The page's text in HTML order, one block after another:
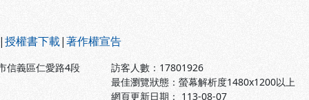
授權書下載|著作權宣告
信義區仁愛路4段 訪客人數： 17801926
最佳瀏覽狀態：螢幕解析度1480x1200以上
網頁更新日期： 113-08-07